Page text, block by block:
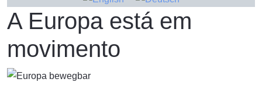
A Europa está em
movimento